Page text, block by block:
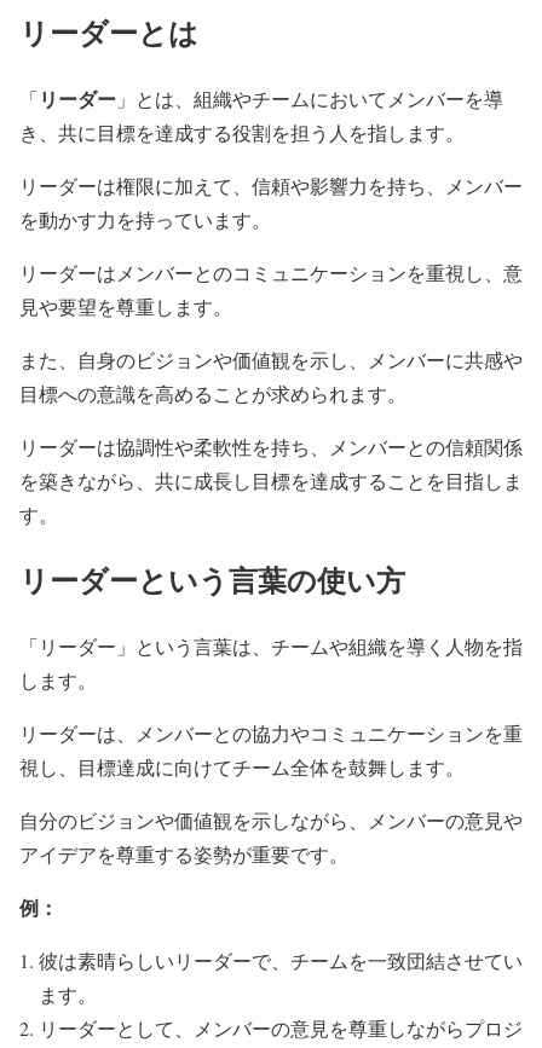
リーダーとは
「リーダー 」とは、組織やチームにおいてメンバーを導
き、共に目標を達成する役割を担う人を指します。
リーダーは権限に加えて、信頼や影響力を持ち、メンバー
を動かす力を持っています。
リーダーはメンバーとのコミュニケーションを重視し、意
見や要望を尊重します。
また、自身のビジョンや価値観を示し、メンバーに共感や
目標への意識を高めることが求められます。
リーダーは協調性や柔軟性を持ち、メンバーとの信頼関係
を築きながら、共に成長し目標を達成することを目指しま
す。
リーダーという言葉の使い方
「リーダー」という言葉は、チームや組織を導く人物を指
します。
リーダーは、メンバーとの協力やコミュニケーションを重
視し、目標達成に向けてチーム全体を鼓舞します。
自分のビジョンや価値観を示しながら、メンバーの意見や
アイデアを尊重する姿勢が重要です。
例：
彼は素晴らしいリーダーで、チームを一致団結させてい
ます。
リーダーとして、メンバーの意見を尊重しながらプロジ